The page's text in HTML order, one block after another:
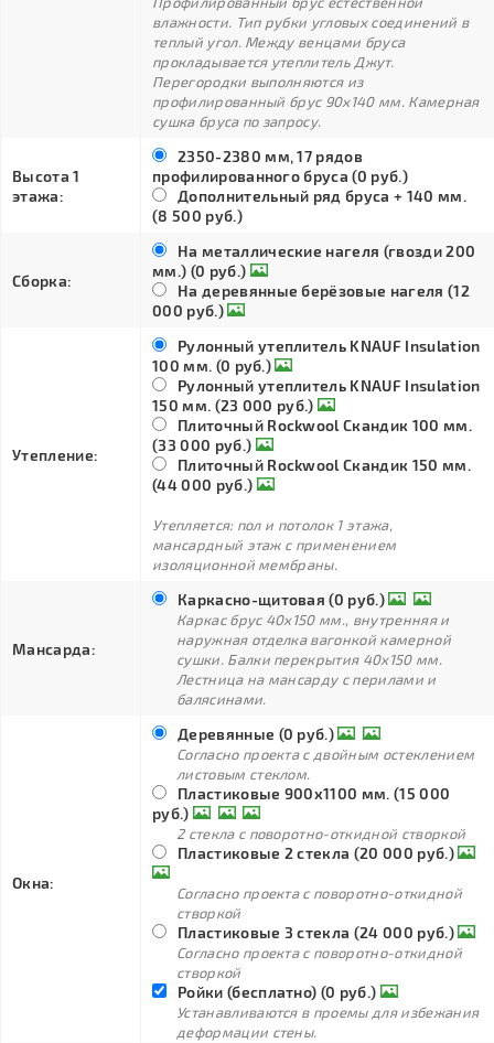
влажности. Тип рубки угловых соединений в
теплый угол. Между венцами бруса
прокладывается утеплитель Джут.
Перегородки выполняются из
профилированный брус 90х140 мм. Камерная
сушка бруса по запросу.
Высота 1
этажа:
2350-2380 мм, 17 рядов
профилированного бруса (0 руб.)
Дополнительный ряд бруса + 140 мм.
(8 500 руб.)
Сборка:
На металлические нагеля (гвозди 200
мм.) (0 руб.)
На деревянные берёзовые нагеля (12
000 руб.)
Утепление:
Рулонный утеплитель KNAUF Insulation
100 мм. (0 руб.)
Рулонный утеплитель KNAUF Insulation
150 мм. (23 000 руб.)
Плиточный Rockwool Скандик 100 мм.
(33 000 руб.)
Плиточный Rockwool Скандик 150 мм.
(44 000 руб.)
Утепляется: пол и потолок 1 этажа,
мансардный этаж с применением
изоляционной мембраны.
Мансарда:
Каркасно-щитовая (0 руб.)
Каркас брус 40х150 мм., внутренняя и
наружная отделка вагонкой камерной
сушки. Балки перекрытия 40х150 мм.
Лестница на мансарду с перилами и
балясинами.
Окна:
Деревянные (0 руб.)
Согласно проекта с двойным остеклением
листовым стеклом.
Пластиковые 900х1100 мм. (15 000
руб.)
2 стекла с поворотно-откидной створкой
Пластиковые 2 стекла (20 000 руб.)
Согласно проекта с поворотно-откидной
створкой
Пластиковые 3 стекла (24 000 руб.)
Согласно проекта с поворотно-откидной
створкой
Ройки (бесплатно) (0 руб.)
Устанавливаются в проемы для избежания
деформации стены.